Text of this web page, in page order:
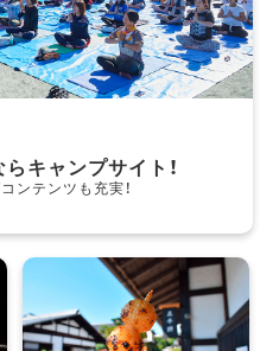
キャンプサイト！
ンテンツも充実！